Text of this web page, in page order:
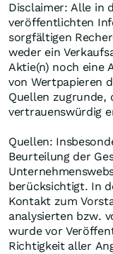
Disclaimer: Alle in
veröffentlichten
sorgfältigen
weder ein
Aktie(n) noch eine
von Wertpapieren
Quellen zugrunde,
vertrauenswürdig
Quellen:
Beurteilung der
berücksichtigt. In
Kontakt zum
analysierten bzw.
wurde vor
Richtigkeit aller